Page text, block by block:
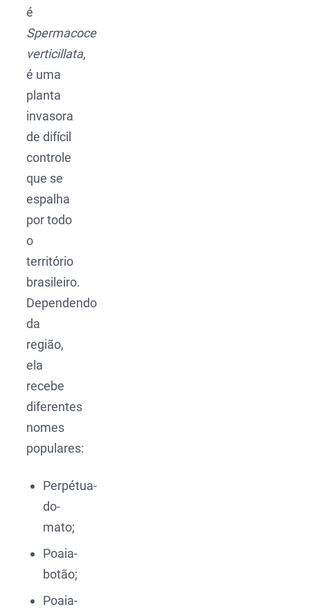
é
Spermacoce
verticillata,
é uma
planta
invasora
de difícil
controle
que se
espalha
por todo
o
território
brasileiro.
Dependendo
da
região,
ela
recebe
diferentes
nomes
populares:
Perpétua-
do-
mato;
Poaia-
botão;
Poaia-